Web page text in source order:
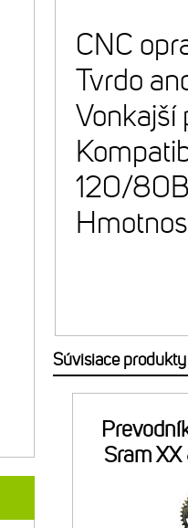
CNC
Tvrdo
120/
Súvisiace produkty
Sram